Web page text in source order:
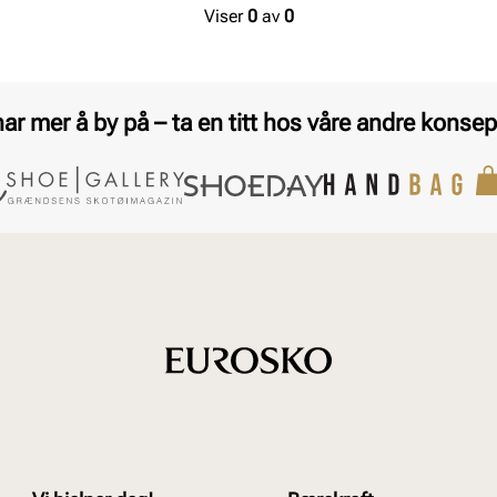
Viser0av 0
mer å by på – ta en titt hos våre andre